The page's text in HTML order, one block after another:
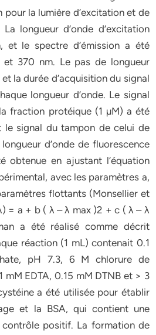
la lumière d’excitation et de
longueur d’onde d’excitation
et le spectre d’émission a été
et 370 nm. Le pas de longueur
la durée d’acquisition du signal
longueur d’onde. Le signal
fraction protéique (1 µM) a été
le signal du tampon de celui de
d’onde de fluorescence
obtenue en ajustant l’équation
avec les paramètres a,
flottants (Monsellier et
= a + b ( λ – λ max )2 + c ( λ – λ
a été réalisé comme décrit
réaction (1 mL) contenait 0.1
pH 7.3, 6 M chlorure de
mM EDTA, 0.15 mM DTNB et > 3
a été utilisée pour établir
et la BSA, qui contient une
positif. La formation de